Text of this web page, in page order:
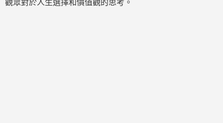
觀眾對於人生選擇和價值觀的思考。